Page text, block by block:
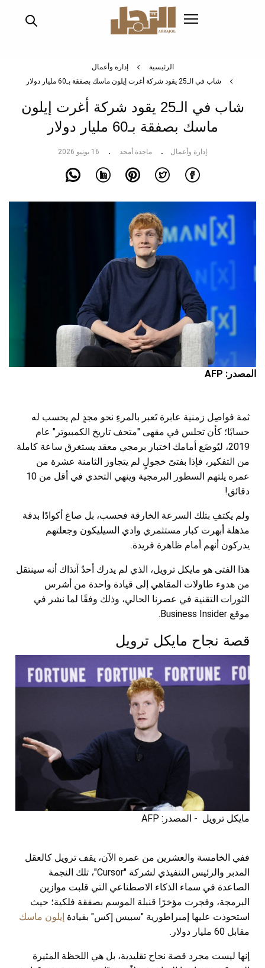
الرئيسية
إدارة وأعمال
شاب في الـ25 يقود شركة أغرت إيلون ماسك بصفقة بـ60 مليار دولار
شاب في الـ25 يقود شركة أغرت إيلون
ماسك بصفقة بـ60 مليار دولار
إدارة وأعمال ماجدة أمجد 16 يونيو 2026
المصدر: AFP
ثمة فواصِل زمنية عابرة تَعبر بالمرءِ نحو مجدٍ لم يحسب له
حسابًا؛ كأن تجلس في مقهى "متحف تاريخ الكمبيوتر" عام
2019، ليُوضَع أمامك اختبار برمجي معقد يستغرق ساعة كاملة
من التفكير، فإذا بفتىً خجولٍ لم يتجاوز الثامنة عشرة من
عمره يلتهم السطور البرمجية وينهي التحدي في أقل من 10
دقائق!
ولم يكتفِ بتلك السرعة الخارقة فحسب، بل صاغ أكوادًا بدقة
مذهلة أبهرت كبار مستثمري وادي السيليكون وجعلتهم
يدركون أنهم أمام ظاهرة فريدة.
هذا الفتى هو مايكل ترويل، الذي لم يدرك أحدٌ آنذاك أنه سينتقل
من هدوء طاولات المقاهي إلى قيادة واحدة من أشرس
الثورات التقنية في عصرنا الحالي، وذلك وفقًا لما نشر في
موقع Business Insider.
قصة نجاح مايكل ترويل
مايكل ترويل - المصدر: AFP
ففي الخامسة والعشرين من عمره الآن، يقف ترويل كالعقل
المدبر والرئيس التنفيذي لشركة "Cursor"، تلك النجمة
الصاعدة في سماء الذكاء الاصطناعي التي قلبت موازين
البرمجة، وفجرت مؤخرًا قنبلة الموسم بصفقة فلكية؛ حيث
استحوذت عليها إمبراطورية "سبيس إكس" بقيادة إيلون ماسك
مقابل 60 مليار دولار.
إنها ليست مجرد قصة نجاح تقليدية، بل هي اللحظة المثيرة